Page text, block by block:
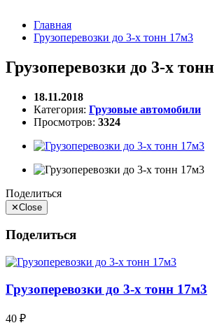
Главная
Грузоперевозки до 3-х тонн 17м3
Грузоперевозки до 3-х
18.11.2018
Категория: Грузовые автомобили
Просмотров: 3324
Поделиться
✕Close
Поделиться
Грузоперевозки до 3-х тонн 17м3
40 ₽